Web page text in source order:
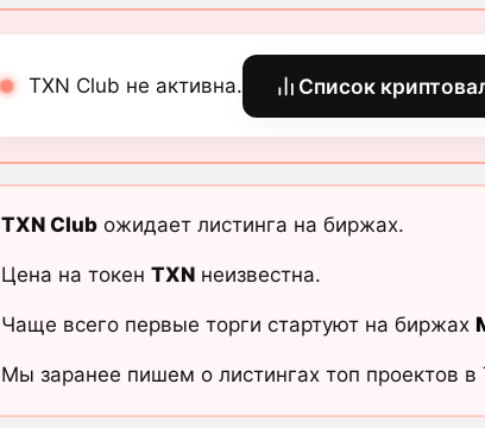
TXN Club не активна. Список
TXN Clubожидает листинга на биржах.
Цена на токен TXNнеизвестна.
Чаще всего первые торги стартуют на биржах
Мы заранее пишем о листингах топ проектов в